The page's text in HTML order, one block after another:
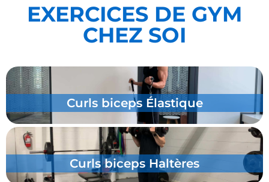
EXERCICES DE GYM
CHEZ SOI
Soulevé de terre Haltères
Pompes prise large